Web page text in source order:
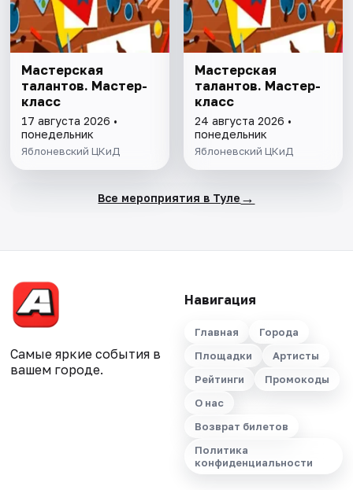
Мастерская
талантов. Мастер-
класс
17 августа 2026 •
понедельник
Яблоневский ЦКиД
Мастерская
талантов. Мастер-
класс
24 августа 2026 •
понедельник
Яблоневский ЦКиД
Все мероприятия в Туле →
Самые яркие события в
вашем городе.
Навигация
Главная
Города
Площадки
Артисты
Рейтинги
Промокоды
О нас
Возврат билетов
Политика
конфиденциальности